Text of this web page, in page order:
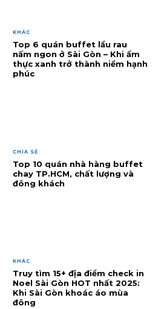
KHÁC
Top 6 quán buffet lẩu rau
nấm ngon ở Sài Gòn – Khi ẩm
thực xanh trở thành niềm hạnh
phúc
CHIA SẺ
Top 10 quán nhà hàng buffet
chay TP.HCM, chất lượng và
đông khách
KHÁC
Truy tìm 15+ địa điểm check in
Noel Sài Gòn HOT nhất 2025:
Khi Sài Gòn khoác áo mùa
đông